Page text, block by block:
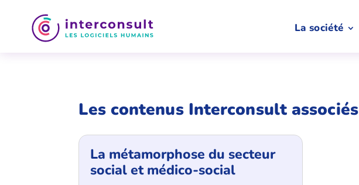
La société
Les contenus Interconsult associés
La métamorphose du secteur
social et médico-social